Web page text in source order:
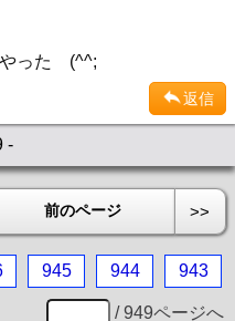
やった (^^;
返信
-
前のページ >>
945 944 943
/ 949ページへ